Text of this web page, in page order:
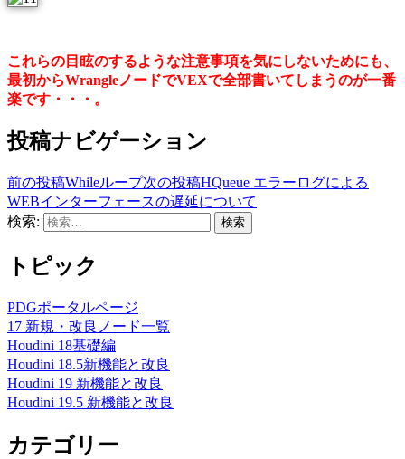
これらの目眩のするような注意事項を気にしないためにも、
最初からWrangleノードでVEXで全部書いてしまうのが一番
楽です・・・。
投稿ナビゲーション
前の投稿Whileループ次の投稿HQueue エラーログによる
WEBインターフェースの遅延について
検索:
トピック
PDGポータルページ
17 新規・改良ノード一覧
Houdini 18基礎編
Houdini 18.5新機能と改良
Houdini 19 新機能と改良
Houdini 19.5 新機能と改良
カテゴリー